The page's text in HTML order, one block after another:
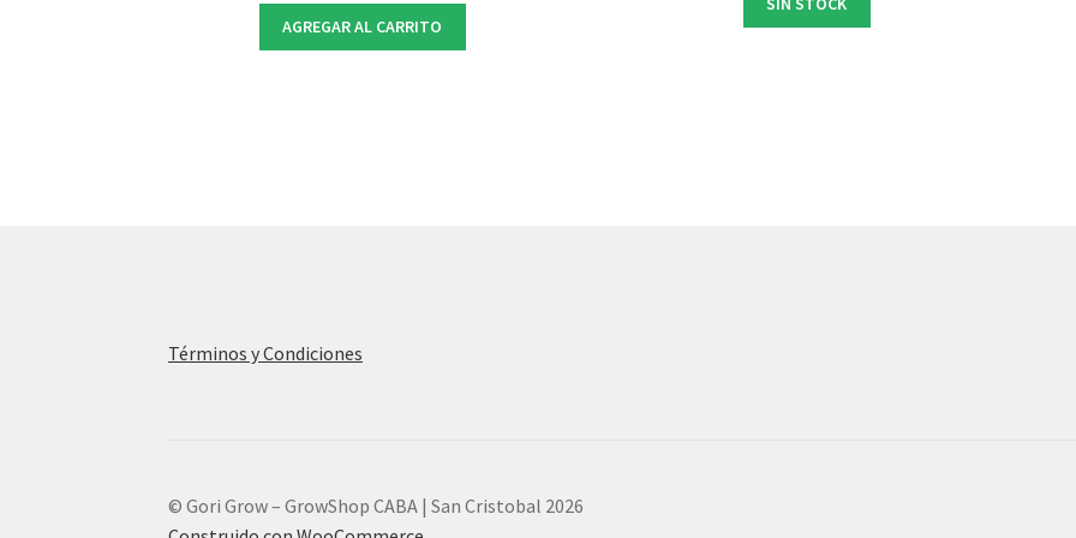
AGREGAR AL CARRITO
Términos y Condiciones
© Gori Grow – GrowShop CABA | San Cristobal 2026